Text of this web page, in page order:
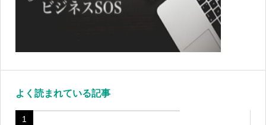
よく読まれている記事
1